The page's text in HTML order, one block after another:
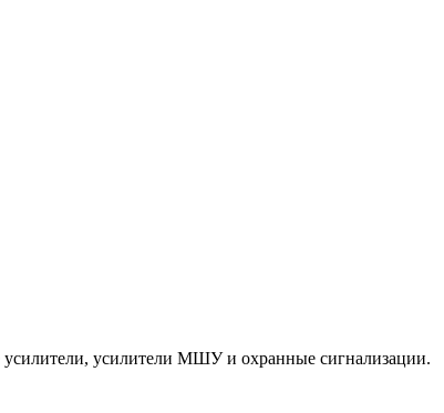
усилители МШУ и охранные сигнализации.